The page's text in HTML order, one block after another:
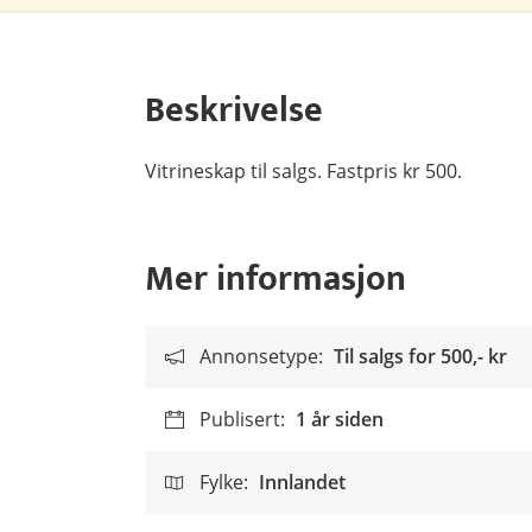
Beskrivelse
Vitrineskap til salgs. Fastpris kr 500.
Mer informasjon
Annonsetype: Til salgs for 500,- kr
Publisert: 1 år siden
Fylke: Innlandet